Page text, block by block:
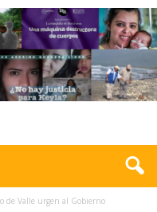
de Valle urgen al Gobierno